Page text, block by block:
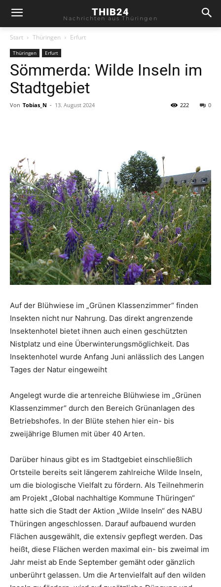
THIB24
Nachrichten aus Thüringen
Start Thüringen Erfurt
Thüringen Erfurt
Sömmerda: Wilde Inseln im
Stadtgebiet
Von Tobias_N - 13. August 2024 0
222
Auf der Blühwiese im „Grünen Klassenzimmer“ finden
Insekten nicht nur Nahrung. Das direkt angrenzende
Insektenhotel bietet ihnen auch einen geschützten
Nistplatz und eine Überwinterungsmöglichkeit. Das
Insektenhotel wurde Anfang Juni anlässlich des Langen
Tages der Natur eingeweiht
Angelegt wurde die artenreiche Blühwiese im „Grünen
Klassenzimmer“ durch den Bereich Grünanlagen des
Betriebshofes. In der Blüte stehen hier ein- bis
zweijährige Blumen mit über 40 Arten.
Darüber hinaus gibt es im Stadtgebiet einschließlich
Ortsteile bereits seit längerem zahlreiche Wilde Inseln,
um die biologische Vielfalt zu fördern. Als Teilnehmerin
am Projekt „Global nachhaltige Kommune Thüringen“
hatte sich die Stadt der Aktion „Wilde Inseln“ des NABU
Thüringen angeschlossen. Darauf aufbauend wurden
Flächen ausgewählt, die extensiv gepflegt werden. Das
heißt, diese Flächen werden maximal ein- bis zweimal im
Jahr meist ab Ende September gemäht oder gänzlich
unberührt gelassen. Um die Artenvielfalt auf den wilden